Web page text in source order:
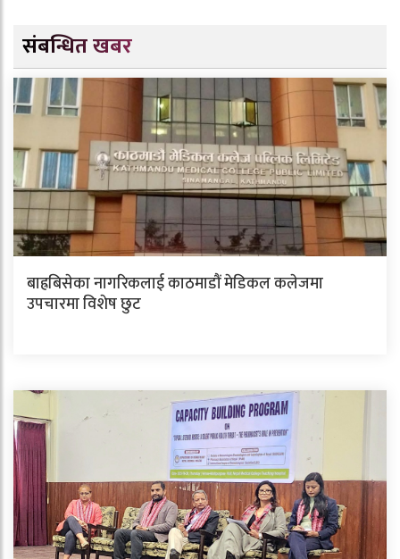
संबन्धित खबर
बाह्रबिसेका नागरिकलाई काठमाडौं मेडिकल कलेजमा
उपचारमा विशेष छुट